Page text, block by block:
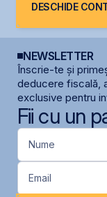
DESCHIDE
NEWSLETTER
Înscrie-te și
deducere fiscală,
exclusive pentru
Fii cu un
Nume
Email